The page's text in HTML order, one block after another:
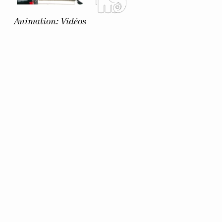
Animation: Vidéos